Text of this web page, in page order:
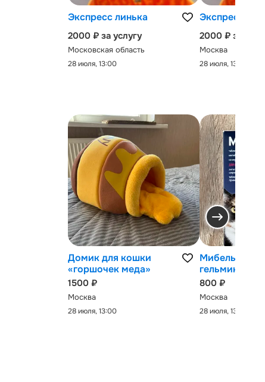
Экспресс линька
2000 ₽ за услугу
Московская область
28 июля, 13:00
Экспресс-
2000 ₽ за
Москва
28 июля, 13:00
Домик для кошки
«горшочек меда»
1500 ₽
Москва
28 июля, 13:00
Мибельмакс
гельминтов
800 ₽
Москва
28 июля, 13:00